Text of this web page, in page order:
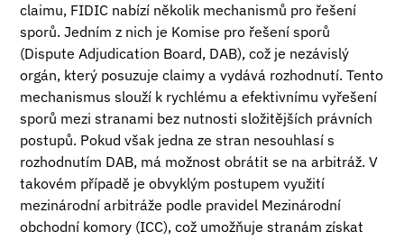
claimu, FIDIC nabízí několik mechanismů pro řešení
sporů. Jedním z nich je Komise pro řešení sporů
(Dispute Adjudication Board, DAB), což je nezávislý
orgán, který posuzuje claimy a vydává rozhodnutí. Tento
mechanismus slouží k rychlému a efektivnímu vyřešení
sporů mezi stranami bez nutnosti složitějších právních
postupů. Pokud však jedna ze stran nesouhlasí s
rozhodnutím DAB, má možnost obrátit se na arbitráž. V
takovém případě je obvyklým postupem využití
mezinárodní arbitráže podle pravidel Mezinárodní
obchodní komory (ICC), což umožňuje stranám získat